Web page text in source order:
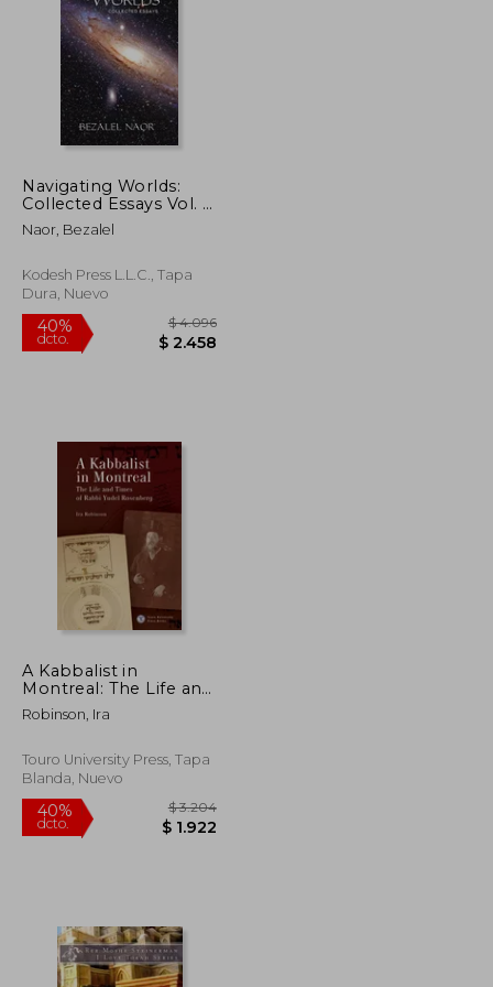
$ 1.860 40%
$ 2.487
$ 1.492
Navigating Worlds:
Collected Essays Vol. 2
(2006-2020) (en
Inglés)
Naor, Bezalel
Kodesh Press L.L.C., Tapa
Dura, Nuevo
40%
A Kabbalist in
Montreal: The Life and
Times of Rabbi Yudel
Rosenberg (en Inglés)
Robinson, Ira
Touro University Press, Tapa
Blanda, Nuevo